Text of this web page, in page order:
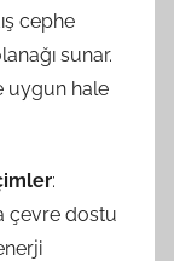
cephe
sunar.
uygun hale
:
çevre dostu